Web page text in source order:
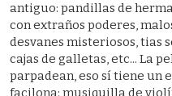
antiguo: pandillas de
con extraños poderes,
desvanes misteriosos, tias
cajas de galletas, etc... La
parpadean, eso sí tiene un
facilona: musiquilla de